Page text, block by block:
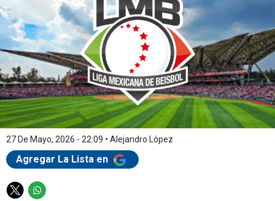
27 De Mayo, 2026 - 22:09 • Alejandro López
Agregar La Lista en
T
W